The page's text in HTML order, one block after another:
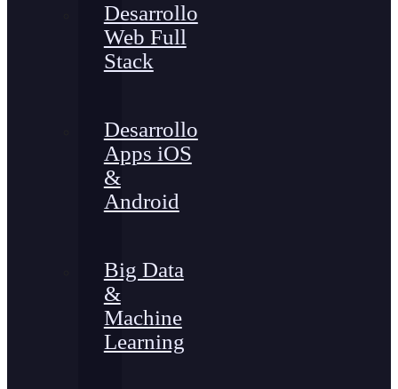
Desarrollo
Web Full
Stack
Desarrollo
Apps iOS
&
Android
Big Data
&
Machine
Learning